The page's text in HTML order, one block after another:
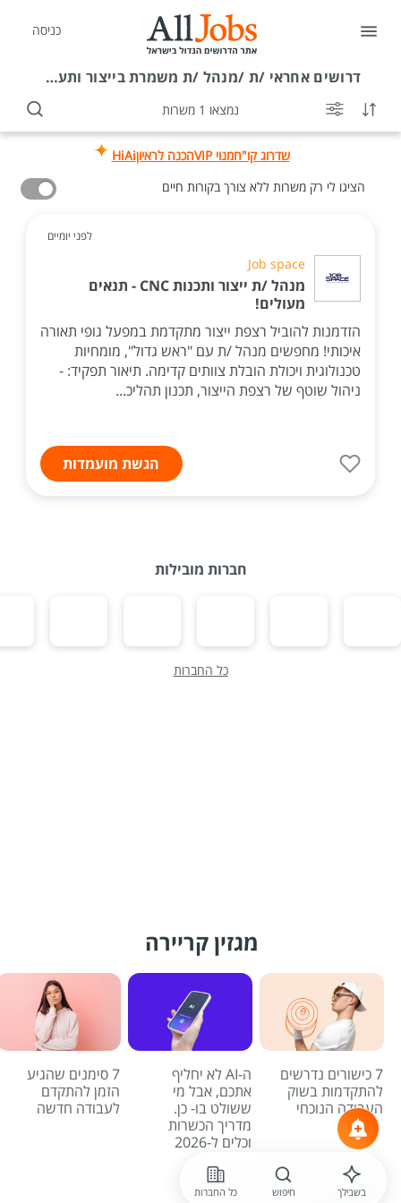
כניסה
דרושים אחראי /ת /מנהל /ת משמרת בייצור ותעשייה באזור
נמצאו 1 משרות
שדרוג קו"חמנוי VIP הכנה לראיוןHiAi
הציגו לי רק משרות ללא צורך בקורות חיים
לפני יומיים
Job space
מנהל /ת ייצור ותכנות CNC - תנאים
מעולים!
הזדמנות להוביל רצפת ייצור מתקדמת במפעל גופי תאורה
איכותי! מחפשים מנהל /ת עם "ראש גדול", מומחיות
טכנולוגית ויכולת הובלת צוותים קדימה. תיאור תפקיד: -
ניהול שוטף של רצפת הייצור, תכנון תהליכ...
הגשת מועמדות
חברות מובילות
כל החברות
מגזין קריירה
7 כישורים נדרשים
להתקדמות בשוק
העבודה הנוכחי
ה-AI לא יחליף
אתכם, אבל מי
ששולט בו- כן.
מדריך הכשרות
וכלים ל-2026
7 סימנים שהגיע
הזמן להתקדם
לעבודה חדשה
לכל הכתבות
בשבילך חיפוש כל החברות